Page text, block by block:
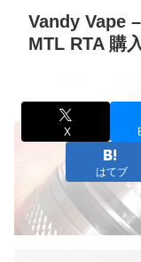
Vandy Vape
MTL RTA 購
X
はてブ